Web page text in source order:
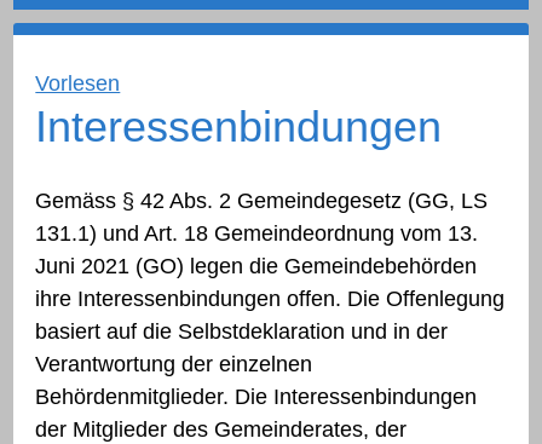
Vorlesen
Interessenbindungen
Gemäss § 42 Abs. 2 Gemeindegesetz (GG, LS
131.1) und Art. 18 Gemeindeordnung vom 13.
Juni 2021 (GO) legen die Gemeindebehörden
ihre Interessenbindungen offen. Die Offenlegung
basiert auf die Selbstdeklaration und in der
Verantwortung der einzelnen
Behördenmitglieder. Die Interessenbindungen
der Mitglieder des Gemeinderates, der